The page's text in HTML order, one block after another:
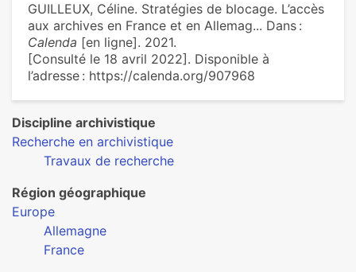
GUILLEUX, Céline. Stratégies de blocage. L’accès
aux archives en France et en Allemag... Dans :
Calenda [en ligne]. 2021.
[Consulté le 18 avril 2022]. Disponible à
l’adresse : https://calenda.org/907968
Discipline archivistique
Recherche en archivistique
Travaux de recherche
Région géographique
Europe
Allemagne
France